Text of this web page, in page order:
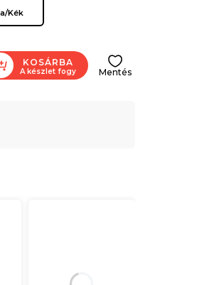
Kék
KOSÁRBA
A készlet fogy Mentés